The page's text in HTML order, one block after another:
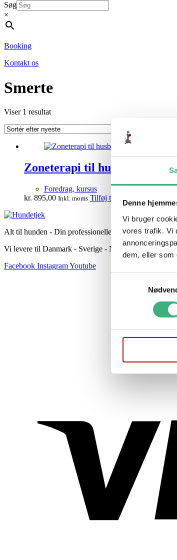
Denne
Vi bruger
vores trafik. Vi
dem, eller som
Søg
×
Booking
Kontakt os
Smerte
Viser 1 resultat
Zoneterapi til husbehov
Foredrag, kursus
kr. 895,00 Inkl. moms Tilføj til kurv
Alt til hunden - Din professionelle hundeekspert
Vi levere til Danmark - Sverige - Norge
Facebook InstagramYoutube